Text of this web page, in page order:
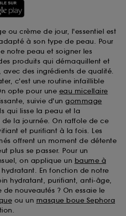
ou crème de jour, l'essentiel est
à son type de peau. Pour
notre peau et soigner les
produits qui démaquillent et
des ingrédients de qualité.
c'est une routine infaillible
opte pour une eau micellaire
suivie d'un gommage
qui lisse la peau et la
de la journée. On raffole de ce
et purifiant à la fois. Les
offrent un moment de détente
plus se passer. Pour un
on applique un baume à
En fonction de notre
hydratant, purifiant, anti-âge,
nouveautés ? On essaie le
ou un masque boue Sephora